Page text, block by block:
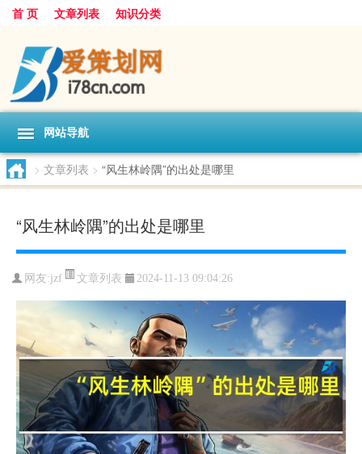
首 页 文章列表 知识分类
网站导航
> 文章列表 > “风生林岭隅”的出处是哪里
“风生林岭隅”的出处是哪里
网友:jzf 文章列表 2024-11-13 09:04:26